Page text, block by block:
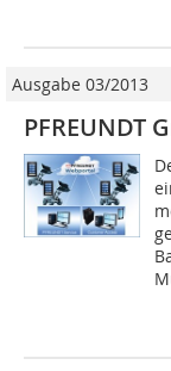
Ausgabe 03/2013
PFREUNDT